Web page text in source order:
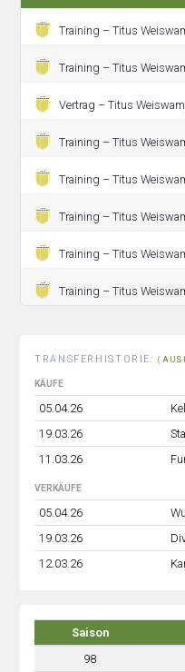
Training – Titus
Training – Titus
Vertrag – Titus
Training – Titus
Training – Titus
Training – Titus
Training – Titus
Training – Titus
TRANSFERHISTORIE:
KÄUFE
05.04.26
19.03.26
11.03.26
VERKÄUFE
05.04.26
19.03.26
12.03.26
Saison
98